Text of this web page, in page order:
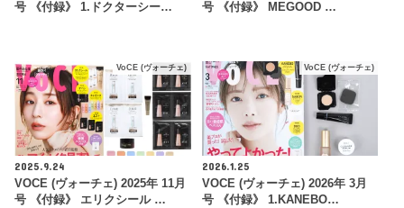
号 《付録》 1.ドクターシー…
号 《付録》 MEGOOD …
VoCE (ヴォーチェ)
2025.9.24
VOCE (ヴォーチェ) 2025年 11月
号 《付録》 エリクシール …
VoCE (ヴォーチェ)
2026.1.25
VOCE (ヴォーチェ) 2026年 3月
号 《付録》 1.KANEBO…